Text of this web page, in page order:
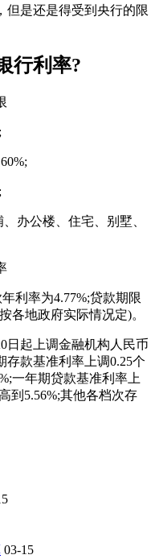
但是还是得受到央行的限
行利率?
办公楼、住宅、别墅、
利率为4.77%;贷款期限
各地政府实际情况定)。
日起上调金融机构人民币
款基准利率上调0.25个
一年期贷款基准利率上
到5.56%;其他各档次存
03-15